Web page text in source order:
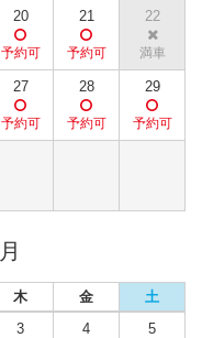
20 21 22
27 28 29
月
木 金
土
3 4 5